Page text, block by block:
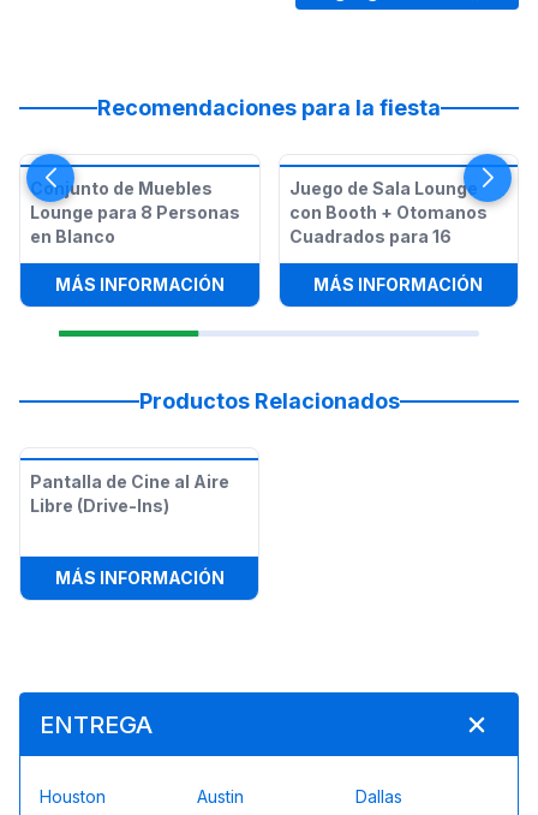
Recomendaciones para la fiesta
Conjunto de Muebles
Lounge para 8 Personas
en Blanco
MÁS INFORMACIÓN: CONJUNTO DE MUEBLES
Juego de Sala Lounge
con Booth + Otomanos
Cuadrados para 16
MÁS INFORMACIÓN
Productos Relacionados
Pantalla de Cine al Aire
Libre (Drive-Ins)
MÁS INFORMACIÓN:
ENTREGA
Houston Austin
Dallas